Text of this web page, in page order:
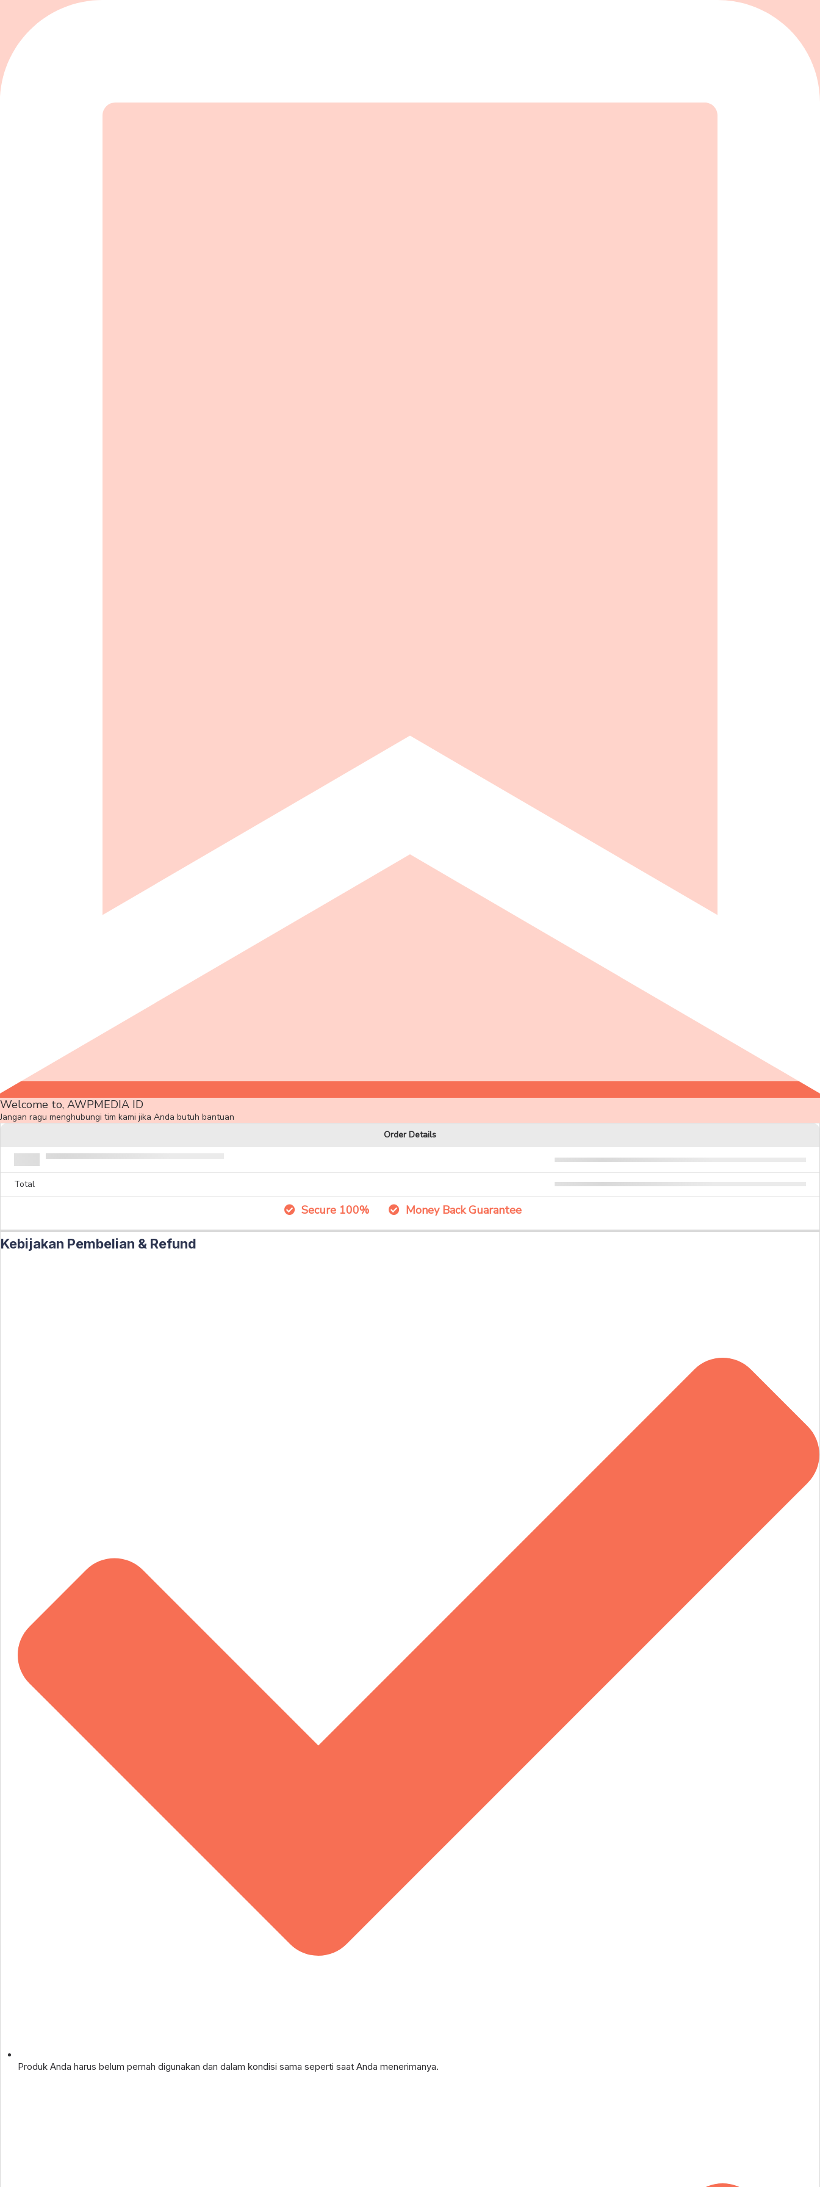
Welcome to, AWPMEDIA ID
Jangan ragu menghubungi tim kami jika Anda butuh bantuan
Order Details
Total
Secure 100% Money Back Guarantee
Kebijakan Pembelian & Refund
Produk Anda harus belum pernah digunakan dan dalam kondisi sama seperti saat Anda menerimanya.